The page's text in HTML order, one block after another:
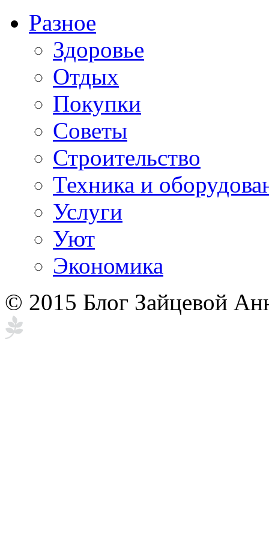
Разное
Здоровье
Отдых
Покупки
Советы
Строительство
Техника и
Услуги
Уют
Экономика
© 2015 Блог Зайцевой